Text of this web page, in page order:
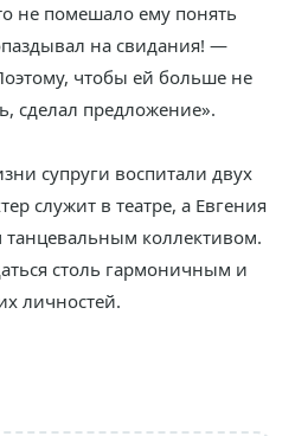
не помешало ему понять
на свидания! —
чтобы ей больше не
сделал предложение».
супруги воспитали двух
служит в театре, а Евгения
танцевальным коллективом.
столь гармоничным и
личностей.